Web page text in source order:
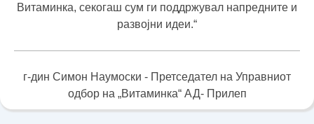
Витаминка, секогаш сум ги поддржувал напредните и
развојни идеи.“
г-дин Симон Наумоски - Претседател на Управниот
одбор на „Витаминка“ АД- Прилеп